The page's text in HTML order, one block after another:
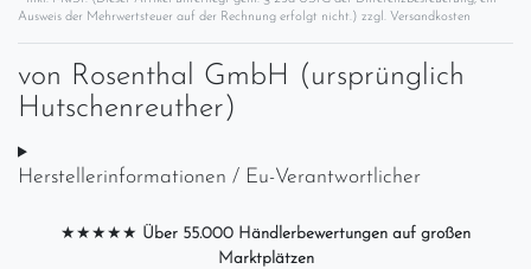
Ausweis der Mehrwertsteuer auf der Rechnung erfolgt nicht.) zzgl. Versandkosten
von Rosenthal GmbH (ursprünglich
Hutschenreuther)
Herstellerinformationen / Eu-Verantwortlicher
★★★★★ Über 55.000 Händlerbewertungen auf großen
Marktplätzen